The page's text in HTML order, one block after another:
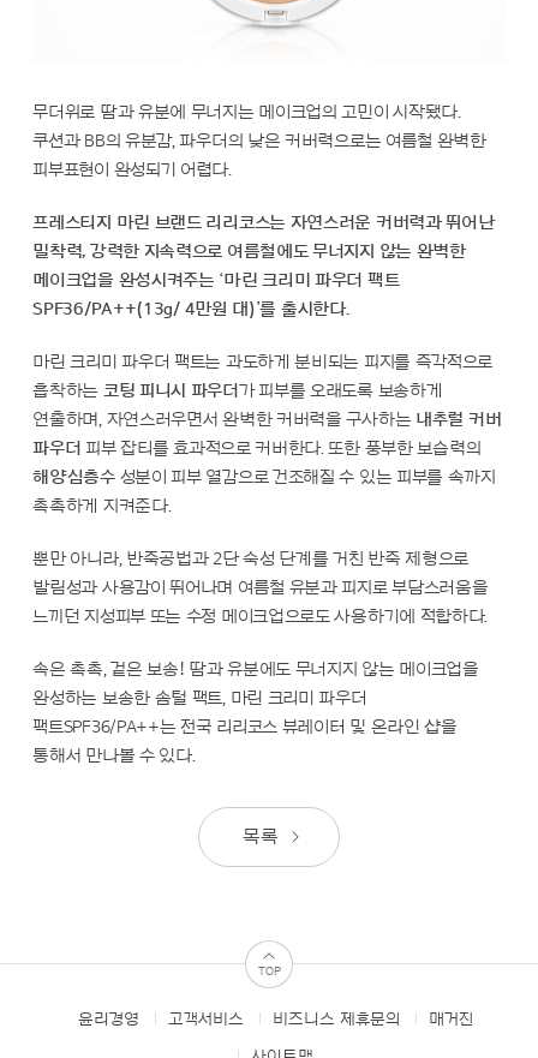
무더위로 땀과 유분에 무너지는 메이크업의 고민이 시작됐다.
쿠션과 BB의 유분감, 파우더의 낮은 커버력으로는 여름철 완벽한
피부표현이 완성되기 어렵다.
프레스티지 마린 브랜드 리리코스는 자연스러운 커버력과 뛰어난
밀착력, 강력한 지속력으로 여름철에도 무너지지 않는 완벽한
메이크업을 완성시켜주는 ‘마린 크리미 파우더 팩트
SPF36/PA++(13g/ 4만원 대)’를 출시한다.
마린 크리미 파우더 팩트는 과도하게 분비되는 피지를 즉각적으로
흡착하는 코팅 피니시 파우더 가 피부를 오래도록 보송하게
연출하며, 자연스러우면서 완벽한 커버력을 구사하는 내추럴 커버
파우더 피부 잡티를 효과적으로 커버한다. 또한 풍부한 보습력의
해양심층수성분이 피부 열감으로 건조해질 수 있는 피부를 속까지
촉촉하게 지켜준다.
뿐만 아니라, 반죽공법과 2단 숙성 단계를 거친 반죽 제형으로
발림성과 사용감이 뛰어나며 여름철 유분과 피지로 부담스러움을
느끼던 지성피부 또는 수정 메이크업으로도 사용하기에 적합하다.
속은 촉촉, 겉은 보송! 땀과 유분에도 무너지지 않는 메이크업을
완성하는 보송한 솜털 팩트, 마린 크리미 파우더
팩트SPF36/PA++는 전국 리리코스 뷰레이터 및 온라인 샵을
통해서 만나볼 수 있다.
목록
TOP
FOOTER윤리경영 고객서비스 비즈니스 제휴문의 매거진